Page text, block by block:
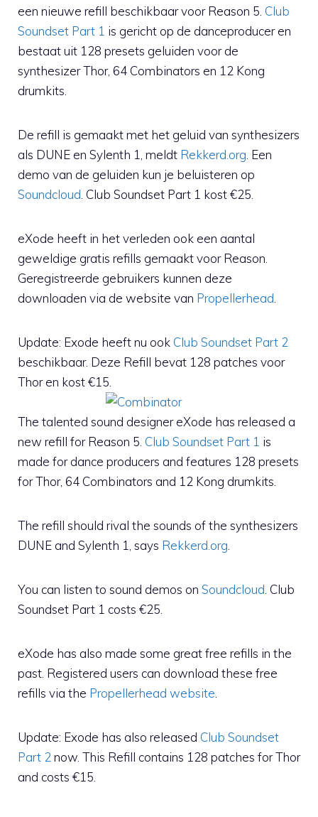
een nieuwe refill beschikbaar voor Reason 5. Club
Soundset Part 1 is gericht op de danceproducer en
bestaat uit 128 presets geluiden voor de
synthesizer Thor, 64 Combinators en 12 Kong
drumkits.
De refill is gemaakt met het geluid van synthesizers
als DUNE en Sylenth 1, meldt Rekkerd.org. Een
demo van de geluiden kun je beluisteren op
Soundcloud. Club Soundset Part 1 kost €25.
eXode heeft in het verleden ook een aantal
geweldige gratis refills gemaakt voor Reason.
Geregistreerde gebruikers kunnen deze
downloaden via de website van Propellerhead.
Update: Exode heeft nu ook Club Soundset Part 2
beschikbaar. Deze Refill bevat 128 patches voor
Thor en kost €15.
The talented sound designer eXode has released a
new refill for Reason 5. Club Soundset Part 1 is
made for dance producers and features 128 presets
for Thor, 64 Combinators and 12 Kong drumkits.
The refill should rival the sounds of the synthesizers
DUNE and Sylenth 1, says Rekkerd.org.
You can listen to sound demos on Soundcloud. Club
Soundset Part 1 costs €25.
eXode has also made some great free refills in the
past. Registered users can download these free
refills via the Propellerhead website.
Update: Exode has also released Club Soundset
Part 2now. This Refill contains 128 patches for Thor
and costs €15.